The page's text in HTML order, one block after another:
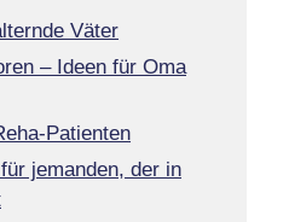
Väter
– Ideen für Oma
Patienten
jemanden, der in